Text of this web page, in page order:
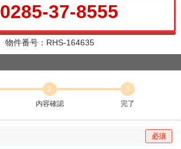
0285-37-8555
物件番号：RHS-164635
2
内容確認
3
完了
必須